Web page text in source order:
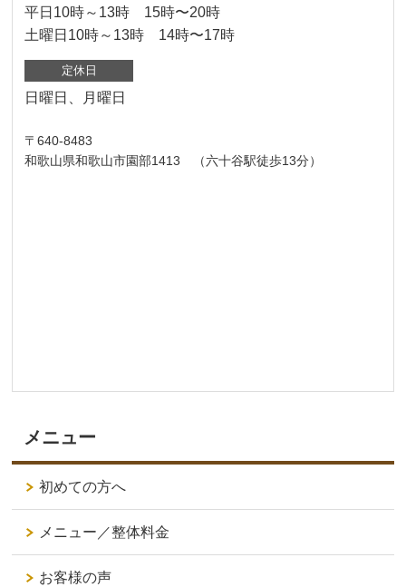
平日10時～13時 15時〜20時
土曜日10時～13時 14時〜17時
定休日
日曜日、月曜日
〒640-8483
和歌山県和歌山市園部1413 （六十谷駅徒歩13分）
メニュー
初めての方へ
メニュー／整体料金
お客様の声